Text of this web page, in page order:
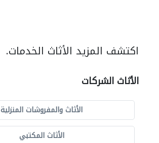
اكتشف المزيد الأثاث الخدمات.
الأثاث الشركات
الأثاث والمفروشات المنزلية
الأثاث المكتبي